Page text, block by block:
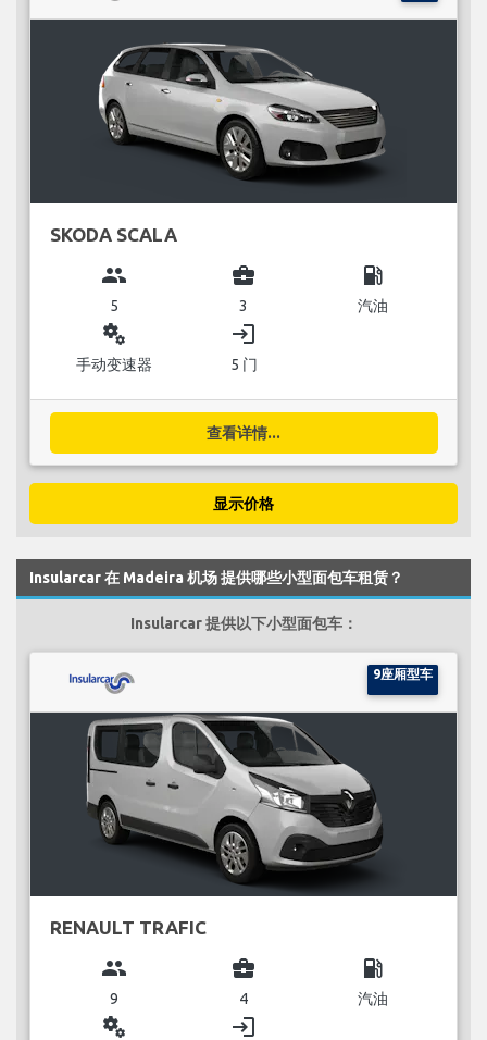
SKODA SCALA
group
5
business_center
3
local_gas_station
汽油
miscellaneous_services
手动变速器
login
5 门
查看详情...
显示价格
Insularcar 在 Madeira 机场 提供哪些小型面包车租赁？
Insularcar 提供以下小型面包车：
9座厢型车
RENAULT TRAFIC
group
9
business_center
4
local_gas_station
汽油
miscellaneous_services login